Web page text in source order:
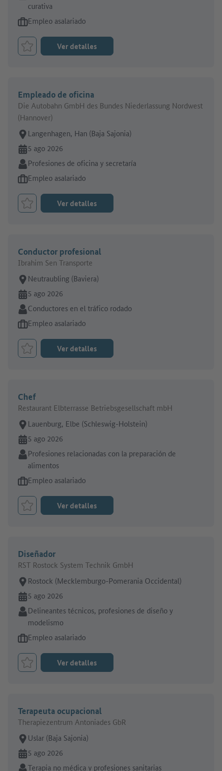
curativa
Tipo de oferta de empleo:
Empleo asalariado
Marcar el trabajo como favorito
Ver detalles
Empleado de oficina
Die Autobahn GmbH des Bundes Niederlassung Nordwest
(Hannover)
Lugar de trabajo:
Langenhagen, Han (Baja Sajonia)
En línea desde:
5 ago 2026
Sector:
Profesiones de oficina y secretaría
Tipo de oferta de empleo:
Empleo asalariado
Marcar el trabajo como favorito
Ver detalles
Conductor profesional
Ibrahim Sen Transporte
Lugar de trabajo:
Neutraubling (Baviera)
En línea desde:
5 ago 2026
Sector:
Conductores en el tráfico rodado
Tipo de oferta de empleo:
Empleo asalariado
Marcar el trabajo como favorito
Ver detalles
Chef
Restaurant Elbterrasse Betriebsgesellschaft mbH
Lugar de trabajo:
Lauenburg, Elbe (Schleswig-Holstein)
En línea desde:
5 ago 2026
Sector:
Profesiones relacionadas con la preparación de
alimentos
Tipo de oferta de empleo:
Empleo asalariado
Marcar el trabajo como favorito
Ver detalles
Diseñador
RST Rostock System Technik GmbH
Lugar de trabajo:
Rostock (Mecklemburgo-Pomerania Occidental)
En línea desde:
5 ago 2026
Sector:
Delineantes técnicos, profesiones de diseño y
modelismo
Tipo de oferta de empleo:
Empleo asalariado
Marcar el trabajo como favorito
Ver detalles
Terapeuta ocupacional
Therapiezentrum Antoniades GbR
Lugar de trabajo:
Uslar (Baja Sajonia)
En línea desde:
5 ago 2026
Sector:
Terapia no médica y profesiones sanitarias